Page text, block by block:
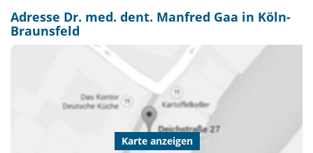
Adresse Dr. med. dent. Manfred Gaa in Köln-
Braunsfeld
Karte anzeigen